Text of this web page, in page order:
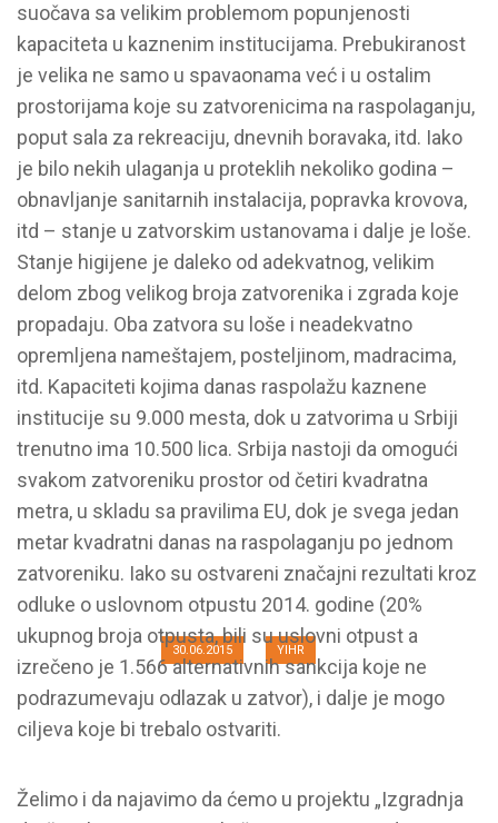
Saopštenje: Zajedno protiv
torture
30.06.2015 YIHR
suočava sa velikim problemom popunjenosti
kapaciteta u kaznenim institucijama. Prebukiranost
je velika ne samo u spavaonama već i u ostalim
prostorijama koje su zatvorenicima na raspolaganju,
poput sala za rekreaciju, dnevnih boravaka, itd. Iako
je bilo nekih ulaganja u proteklih nekoliko godina –
obnavljanje sanitarnih instalacija, popravka krovova,
itd – stanje u zatvorskim ustanovama i dalje je loše.
Stanje higijene je daleko od adekvatnog, velikim
delom zbog velikog broja zatvorenika i zgrada koje
propadaju. Oba zatvora su loše i neadekvatno
opremljena nameštajem, posteljinom, madracima,
itd. Kapaciteti kojima danas raspolažu kaznene
institucije su 9.000 mesta, dok u zatvorima u Srbiji
trenutno ima 10.500 lica. Srbija nastoji da omogući
svakom zatvoreniku prostor od četiri kvadratna
metra, u skladu sa pravilima EU, dok je svega jedan
metar kvadratni danas na raspolaganju po jednom
zatvoreniku. Iako su ostvareni značajni rezultati kroz
odluke o uslovnom otpustu 2014. godine (20%
ukupnog broja otpusta, bili su uslovni otpust a
izrečeno je 1.566 alternativnih sankcija koje ne
podrazumevaju odlazak u zatvor), i dalje je mogo
ciljeva koje bi trebalo ostvariti.
Želimo i da najavimo da ćemo u projektu „Izgradnja